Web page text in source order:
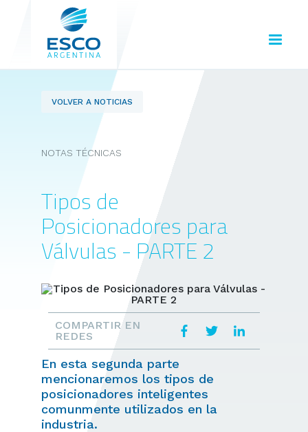
VOLVER A NOTICIAS
NOTAS TÉCNICAS
Tipos de
Posicionadores para
Válvulas - PARTE 2
COMPARTIR EN
REDES
En esta segunda parte
mencionaremos los tipos de
posicionadores inteligentes
comunmente utilizados en la
industria.